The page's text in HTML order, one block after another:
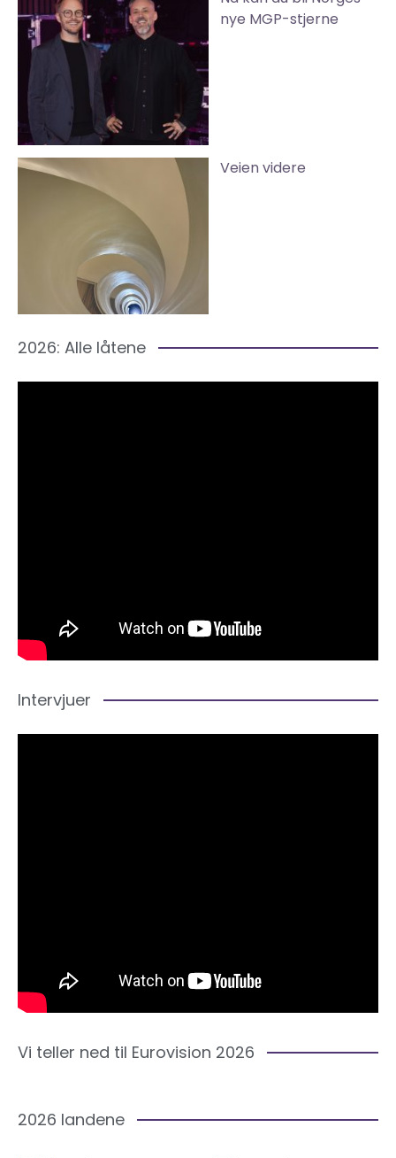
nye MGP-stjerne
Veien videre
2026: Alle låtene
Intervjuer
Vi teller ned til Eurovision 2026
2026 landene